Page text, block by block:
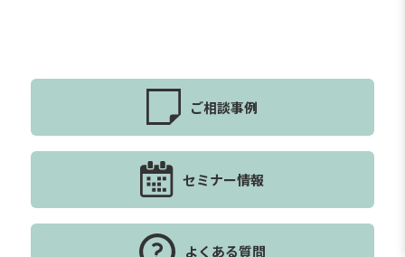
ご相談事例
セミナー情報
よくある質問